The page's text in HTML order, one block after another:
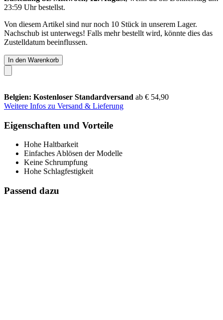
23:59 Uhrbestellst.
Von diesem Artikel sind nur noch 10 Stück in unserem Lager.
Nachschub ist unterwegs! Falls mehr bestellt wird, könnte dies das
Zustelldatum beeinflussen.
In den Warenkorb
Belgien: Kostenloser Standardversand ab € 54,90
Weitere Infos zu Versand & Lieferung
Eigenschaften und Vorteile
Hohe Haltbarkeit
Einfaches Ablösen der Modelle
Keine Schrumpfung
Hohe Schlagfestigkeit
Passend dazu